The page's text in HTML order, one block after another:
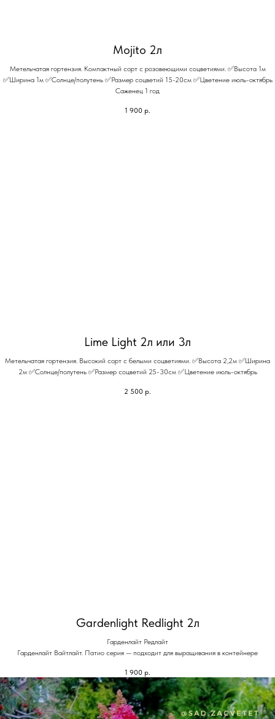
Mojito 2л
Метельчатая гортензия. Компактный сорт с розовеющими соцветиями. ✅Высота 1м
✅Ширина 1м ✅Солнце/полутень ✅Размер соцветий 15-20см ✅Цветение июль-октябрь
Саженец 1 год
1 900 р.
Lime Light 2л или 3л
Метельчатая гортензия. Высокий сорт с белыми соцветиями. ✅Высота 2,2м ✅Ширина
2м ✅Солнце/полутень ✅Размер соцветий 25-30см ✅Цветение июль-октябрь
2 500 р.
Gardenlight Redlight 2л
Гарденлайт Редлайт
Гарденлайт Вайтлайт. Патио серия — подходит для выращивания в контейнере
1 900 р.